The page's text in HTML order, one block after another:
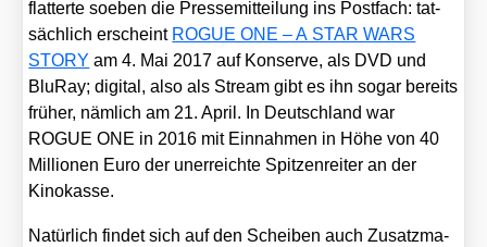
flat­ter­te soeben die Pres­se­mit­tei­lung ins Post­fach: tat­
säch­lich erscheint ROGUE ONE – A STAR WARS
STORY am 4. Mai 2017 auf Kon­ser­ve, als DVD und
Blu­Ray; digi­tal, also als Stream gibt es ihn sogar bereits
frü­her, näm­lich am 21. April. In Deutsch­land war
ROGUE ONE in 2016 mit Ein­nah­men in Höhe von 40
Mil­lio­nen Euro der uner­reich­te Spit­zen­rei­ter an der
Kino­kas­se.
Natür­lich fin­det sich auf den Schei­ben auch Zusatz­ma­